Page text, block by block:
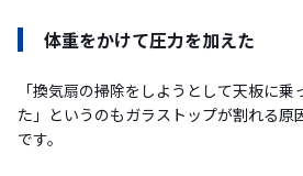
体重をかけて圧力を加えた
「換気扇の掃除をしようとして天板に
た」というのもガラストップが割れる原
です。